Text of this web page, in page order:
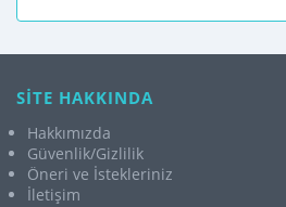
SİTE HAKKINDA
Hakkımızda
Güvenlik/Gizlilik
Öneri ve İstekleriniz
İletişim